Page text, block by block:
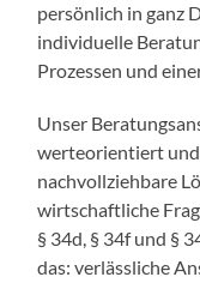
persönlich in ganz
individuelle
Prozessen und
Unser
werteorientiert
nachvollziehbare
wirtschaftliche
§ 34d, § 34f und §
das: verlässliche